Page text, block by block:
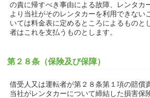
の責に帰すべき事由による故障、レンタカ
より当社がそのレンタカーを利用できない
いては料金表に定めるところによるものと
者はこれを支払うものとします。
第２８条（保険及び保障）
借受人又は運転者が第２８条第１項の賠償
当社がレンタカーについて締結した損害保